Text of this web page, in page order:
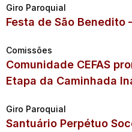
Giro Paroquial
Festa de São Benedito
Comissões
Comunidade CEFAS
Etapa da Caminhada
Giro Paroquial
Santuário Perpétuo